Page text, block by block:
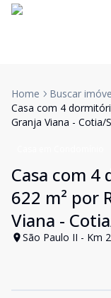
Home
Buscar
Casa com 4
Granja Viana - Cotia/
Casa com 4
622 m² por
Viana -
São Paulo II - Km